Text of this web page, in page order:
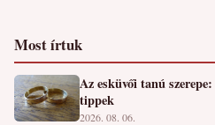
Most írtuk
Az esküvői tanú
tippek
2026. 08. 06.